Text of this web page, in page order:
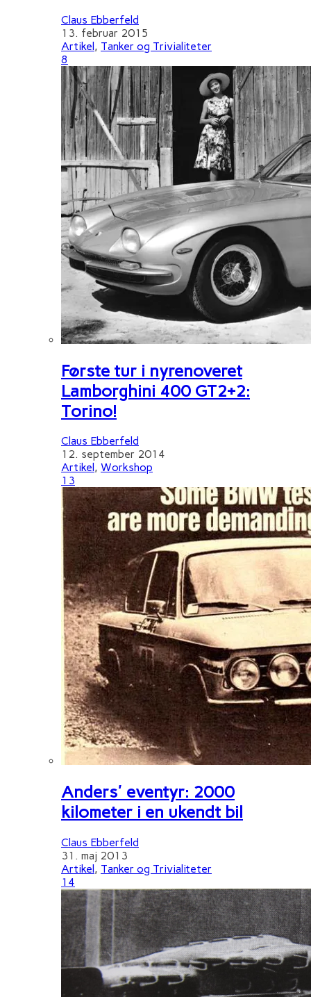
Claus Ebberfeld
13. februar 2015
Artikel, Tanker og Trivialiteter
8
Første tur i nyrenoveret
Lamborghini 400 GT2+2:
Torino!
Claus Ebberfeld
12. september 2014
Artikel , Workshop
13
Anders' eventyr: 2000
kilometer i en ukendt bil
Claus Ebberfeld
31. maj 2013
Artikel , Tanker og Trivialiteter
14